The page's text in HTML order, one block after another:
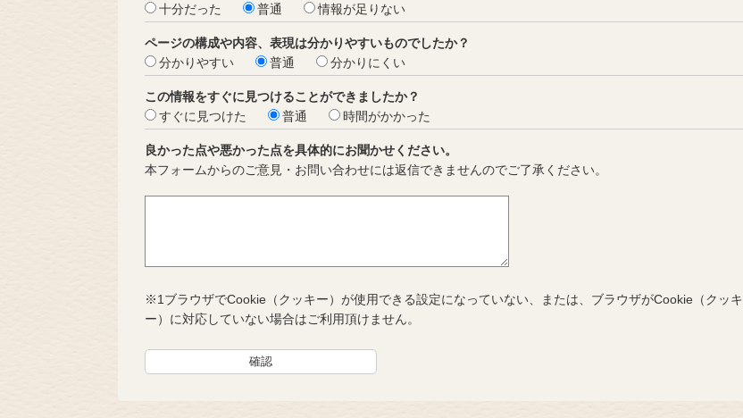
十分だった
普通 情報が足りない
ページの構成や内容、表現は分かりやすいものでしたか？
分かりやすい
普通 分かりにくい
この情報をすぐに見つけることができましたか？
すぐに見つけた
普通 時間がかかった
良かった点や悪かった点を具体的にお聞かせください。
本フォームからのご意見・お問い合わせには返信できませんのでご了承ください。
※1ブラウザでCookie（クッキー）が使用できる設定になっていない、または、ブラウザがCookie（クッキ
ー）に対応していない場合はご利用頂けません。